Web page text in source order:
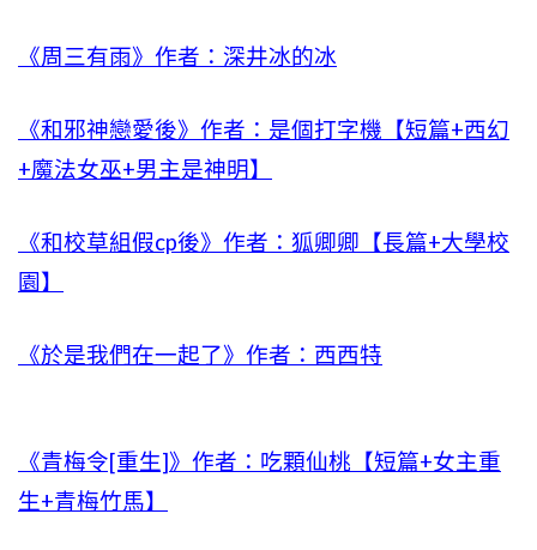
《周三有雨》作者：深井冰的冰
《和邪神戀愛後》作者：是個打字機【短篇+西幻
+魔法女巫+男主是神明】
《和校草組假cp後》作者：狐卿卿【長篇+大學校
園】
《於是我們在一起了》作者：西西特
《青梅令[重生]》作者：吃顆仙桃【短篇+女主重
生+青梅竹馬】